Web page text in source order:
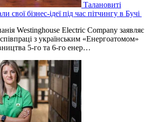
Талановиті
свої бізнес-ідеї під час пітчингу в Бучі
Westinghouse Electric Company заявляє
з українським «Енергоатомом»
5-го та 6-го енер…